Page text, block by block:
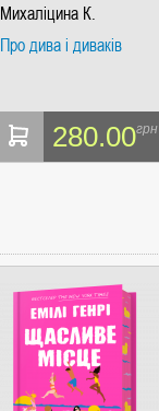
Михаліцина К.
Про дива і диваків
280.00грн